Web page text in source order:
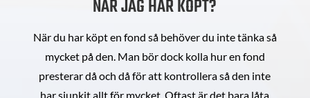
NÄR JAG HAR KÖPT?
När du har köpt en fond så behöver du inte tänka så
mycket på den. Man bör dock kolla hur en fond
presterar då och då för att kontrollera så den inte
har sjunkit allt för mycket. Oftast är det bara låta